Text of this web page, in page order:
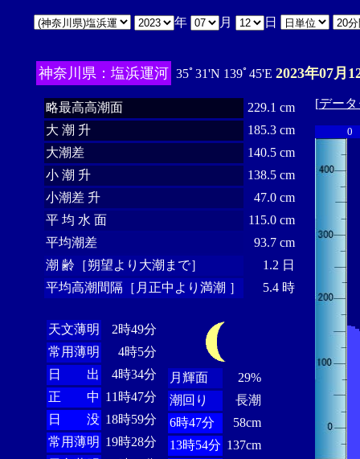
年 月 日
神奈川県：塩浜運河 35ﾟ31'N 139ﾟ45'E 2023年07月
略最高高潮面
229.1 cm
大 潮 升
185.3 cm
大潮差
140.5 cm
小 潮 升
138.5 cm
小潮差 升
47.0 cm
平 均 水 面
115.0 cm
平均潮差
93.7 cm
潮 齢［朔望より大潮まで］
1.2 日
平均高潮間隔［月正中より満潮 ］
5.4 時
天文薄明
2時49分
常用薄明
4時5分
日 出
4時34分
正 中 11時47分
日 没 18時59分
常用薄明 19時28分
月輝面
29%
潮回り
長潮
6時47分
58cm
13時54分 137cm
[デー
0